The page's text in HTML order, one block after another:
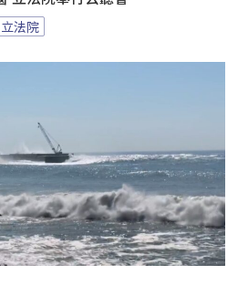
立法院